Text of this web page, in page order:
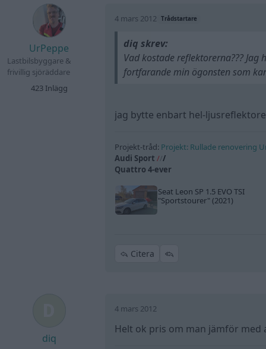
UrPeppe
Lastbilsbyggare &
frivillig sjöräddare
423 Inlägg
4 mars 2012 Trådstartare
diq skrev:
Vad kostade reflektorerna???
fortfarande min ögonsten som
jag bytte enbart hel-
Projekt-tråd: Projekt: Rullade renovering
Audi Sport ///
Quattro 4-ever
Seat Leon SP 1.5 EVO TSI
"Sportstourer"(2021)
Citera
diq
4 mars 2012
Helt ok pris om man jämför med